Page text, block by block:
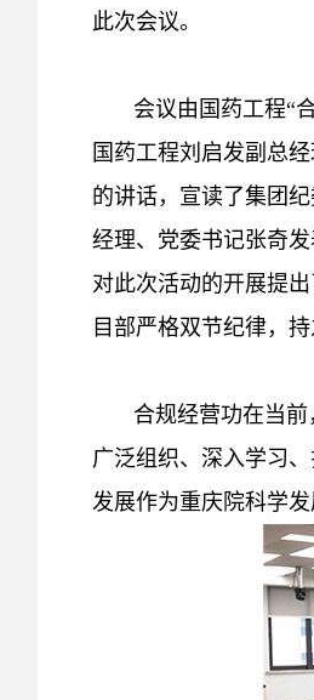
此次会议。
会议由国药工程“
国药工程刘启发副总
的讲话，宣读了集团
经理、党委书记张奇
对此次活动的开展提
目部严格双节纪律，
合规经营功在当
广泛组织、深入学习
发展作为重庆院科学